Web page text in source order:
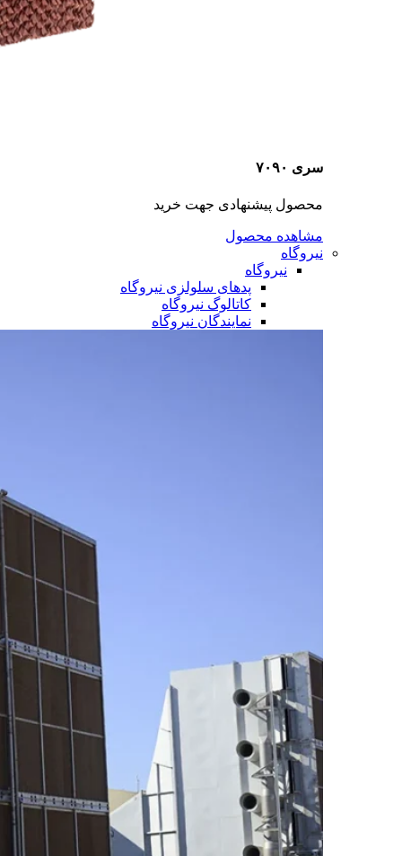
سری ۷۰۹۰
محصول پیشنهادی جهت خرید
مشاهده محصول
نیروگاه
نیروگاه
پدهای سلولزی نیروگاه
کاتالوگ نیروگاه
نمایندگان نیروگاه